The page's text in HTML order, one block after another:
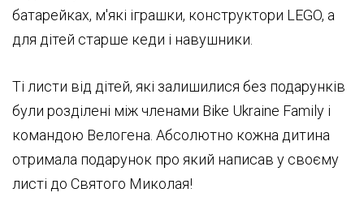
батарейках, м'які іграшки, конструктори LEGO, а
для дітей старше кеди і навушники.
Ті листи від дітей, які залишилися без подарунків
були розділені між членами Bike Ukraine Family і
командою Велогена. Абсолютно кожна дитина
отримала подарунок про який написав у своєму
листі до Святого Миколая!